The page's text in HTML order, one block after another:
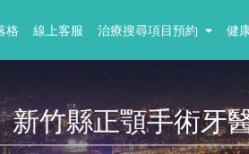
格 線上客服 治療搜尋項目預約 健
新竹縣正顎手術牙